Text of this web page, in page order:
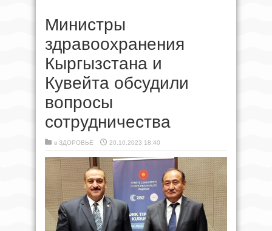
Министры
здравоохранения
Кыргызстана и
Кувейта обсудили
вопросы
сотрудничества
в ЗДОРОВЬЕ 20.10.2023 18:40